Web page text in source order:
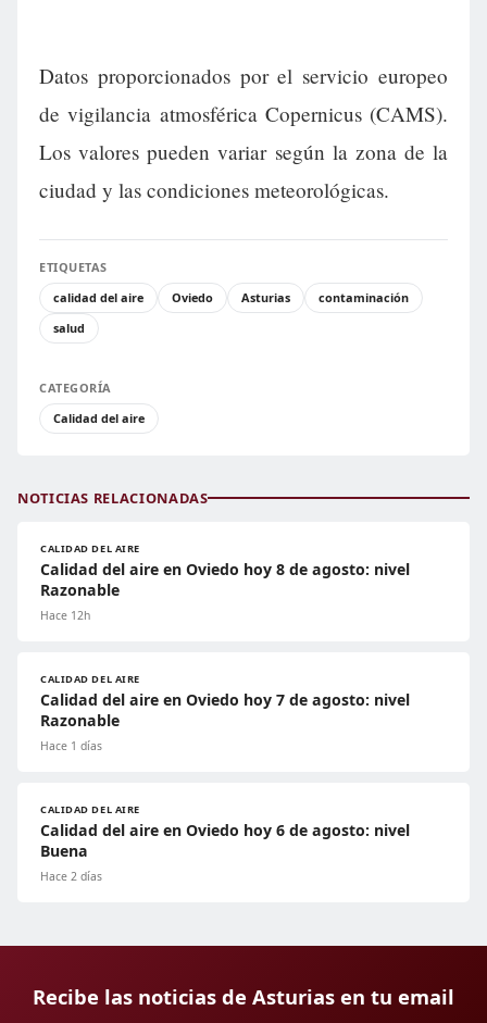
Datos proporcionados por el servicio europeo
de vigilancia atmosférica Copernicus (CAMS).
Los valores pueden variar según la zona de la
ciudad y las condiciones meteorológicas.
ETIQUETAS
calidad del aire
Oviedo Asturias
contaminación
salud
CATEGORÍA
Calidad del aire
NOTICIAS RELACIONADAS
CALIDAD DEL AIRE
Calidad del aire en Oviedo hoy 8 de agosto: nivel
Razonable
Hace 12h
CALIDAD DEL AIRE
Calidad del aire en Oviedo hoy 7 de agosto: nivel
Razonable
Hace 1 días
CALIDAD DEL AIRE
Calidad del aire en Oviedo hoy 6 de agosto: nivel
Buena
Hace 2 días
Recibe las noticias de Asturias en tu email